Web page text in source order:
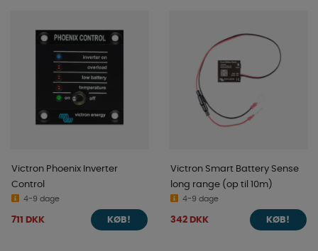
Victron Phoenix Inverter
Control
4-9 dage
711 DKK KØB!
Victron Smart Battery Sense
long range (op til 10m)
4-9 dage
342 DKK KØB!